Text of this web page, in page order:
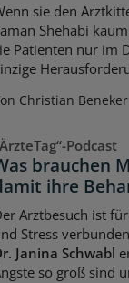
sie den
Shehabi
Patienten nur im
Christian Beneker
Podcast
brauchen
ihre
Arztbesuch ist
Stress
Janina Schwabl
so groß sind